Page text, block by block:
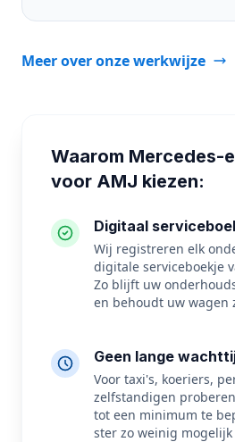
Meer over onze werkwijze
Waarom Mercedes-
voor AMJ kiezen:
Digitaal
Wij registreren elk
digitale serviceboekje
Zo blijft uw
en behoudt uw wagen
Geen lange
Voor taxi's, koeriers,
zelfstandigen
tot een minimum te
ster zo weinig